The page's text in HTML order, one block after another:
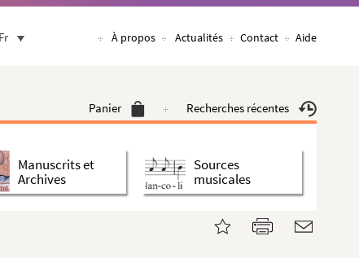
À propos Actualités Contact Aide
Panier Recherches récentes
Manuscrits et
Archives
Sources
musicales